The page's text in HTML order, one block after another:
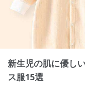
新生児の肌に優し
ス服15選